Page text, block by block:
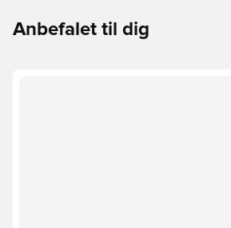
Anbefalet til dig